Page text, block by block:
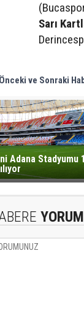
Sarı
Önceki ve Sonraki
Adana Stadyumu